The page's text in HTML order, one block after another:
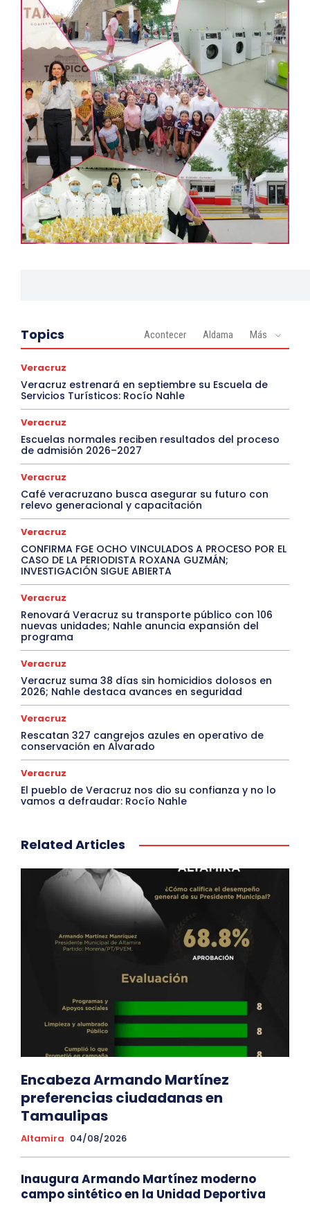
Topics Acontecer Aldama Más
Veracruz
Veracruz estrenará en septiembre su Escuela de
Servicios Turísticos: Rocío Nahle
Veracruz
Escuelas normales reciben resultados del proceso
de admisión 2026–2027
Veracruz
Café veracruzano busca asegurar su futuro con
relevo generacional y capacitación
Veracruz
CONFIRMA FGE OCHO VINCULADOS A PROCESO POR EL
CASO DE LA PERIODISTA ROXANA GUZMÁN;
INVESTIGACIÓN SIGUE ABIERTA
Veracruz
Renovará Veracruz su transporte público con 106
nuevas unidades; Nahle anuncia expansión del
programa
Veracruz
Veracruz suma 38 días sin homicidios dolosos en
2026; Nahle destaca avances en seguridad
Veracruz
Rescatan 327 cangrejos azules en operativo de
conservación en Alvarado
Veracruz
El pueblo de Veracruz nos dio su confianza y no lo
vamos a defraudar: Rocío Nahle
Related Articles
Encabeza Armando Martínez
preferencias ciudadanas en
Tamaulipas
Altamira 04/08/2026
Inaugura Armando Martínez moderno
campo sintético en la Unidad Deportiva